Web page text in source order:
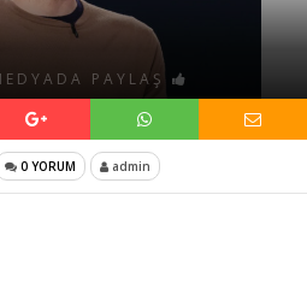
PAYLAŞ
0 YORUM admin